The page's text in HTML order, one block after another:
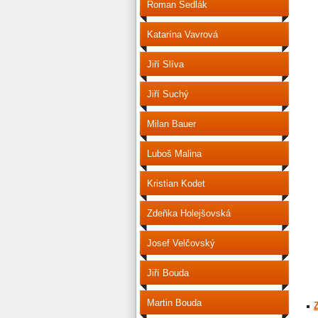
Roman Sedlák
Katarína Vavrová
Jiří Slíva
Jiří Suchý
Milan Bauer
Luboš Malina
Kristian Kodet
Zdeňka Holejšovská
Josef Velčovský
Jiří Bouda
Martin Bouda